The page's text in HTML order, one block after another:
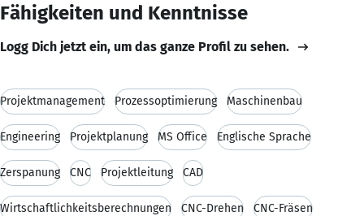
Fähigkeiten und Kenntnisse
Logg Dich jetzt ein, um das ganze Profil zu sehen.
Projektmanagement Prozessoptimierung Maschinenbau
Engineering Projektplanung MS Office Englische Sprache
Zerspanung CNC Projektleitung CAD
Wirtschaftlichkeitsberechnungen CNC-Drehen CNC-Fräsen